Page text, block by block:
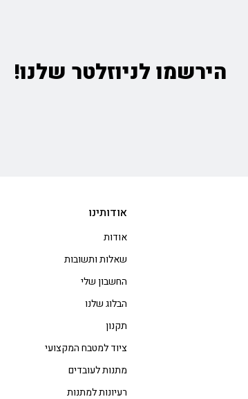
הירשמו לניוזלטר שלנו!
אודותינו
אודות
שאלות ותשובות
החשבון שלי
הבלוג שלנו
תקנון
ציוד למטבח המקצועי
מתנות לעובדים
רעיונות למתנות